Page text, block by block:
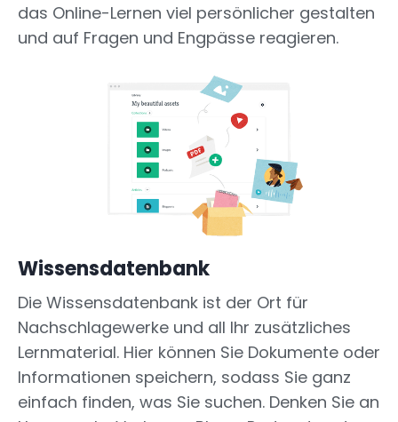
das Online-Lernen viel persönlicher gestalten
und auf Fragen und Engpässe reagieren.
Wissensdatenbank
Die Wissensdatenbank ist der Ort für
Nachschlagewerke und all Ihr zusätzliches
Lernmaterial. Hier können Sie Dokumente oder
Informationen speichern, sodass Sie ganz
einfach finden, was Sie suchen. Denken Sie an